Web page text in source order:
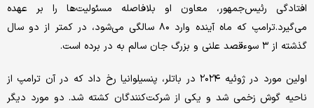
افتادگی رئیس‌جمهور، معاون او بلافاصله مسئولیت‌ها را بر عهده
می‌گیرد.ترامپ که ماه آینده وارد ۸۰ سالگی می‌شود، در کمتر از دو سال
گذشته از ۳ سوءقصد علنی و بزرگ جان سالم به در برده است.
اولین مورد در ژوئیه ۲۰۲۴ در باتلر، پنسیلوانیا رخ داد که در آن ترامپ از
ناحیه گوش زخمی شد و یکی از شرکت‌کنندگان کشته شد. دو مورد دیگر